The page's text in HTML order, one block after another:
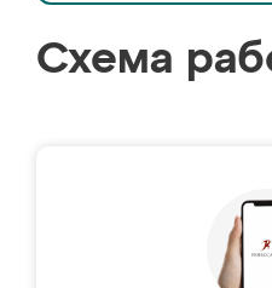
Схема